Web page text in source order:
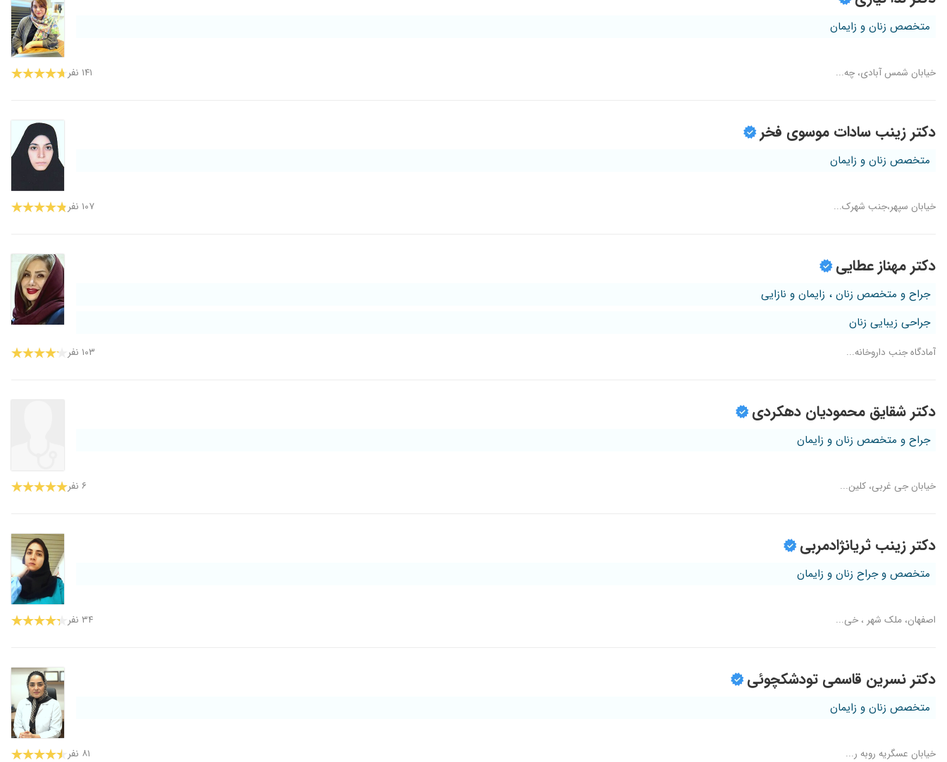
متخصص زنان و زایمان
خیابان شمس آبادی، چه... ۱۴۱ نفر
دکتر زینب سادات موسوی فخر
متخصص زنان و زایمان
خیابان سپهر،جنب شهرک... ۱۰۷ نفر
دکتر مهناز عطایی
جراح و متخصص زنان ، زایمان و نازایی
جراحی زیبایی زنان
آمادگاه جنب داروخانه... ۱۰۳ نفر
دکتر شقایق محمودیان دهکردی
جراح و متخصص زنان و زایمان
خیابان جی غربی، کلین... ۶ نفر
دکتر زینب ثریانژادمربی
متخصص و جراح زنان و زایمان
اصفهان، ملک شهر ، خی... ۳۴ نفر
دکتر نسرین قاسمی تودشکچوئی
متخصص زنان و زایمان
خیابان عسگریه روبه ر... ۸۱ نفر